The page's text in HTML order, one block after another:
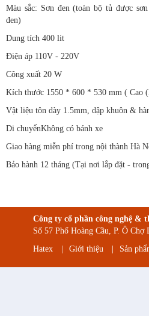
Màu sắc: Sơn đen (toàn bộ tủ được
đen)
Dung tích 400 lit
Điện áp 110V - 220V
Công xuất 20 W
Kích thước 1550 * 600 * 530 mm ( Cao
Vật liệu tôn dày 1.5mm, dập khuôn &
Di chuyểnKhông có bánh xe
Giao hàng miễn phí trong nội thành Hà
Bảo hành 12 tháng (Tại nơi lắp đặt -
Công ty cổ phần công nghệ &
Số 57 Phố Hoàng Cầu, P. Ô
Hatex
Giới thiệu Sản